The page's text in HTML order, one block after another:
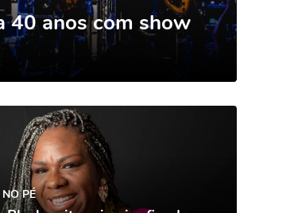
40 anos com show
PÉ